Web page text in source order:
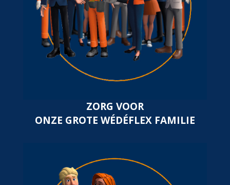
ZORG VOOR
ONZE GROTE WÉDÉFLEX FAMILIE